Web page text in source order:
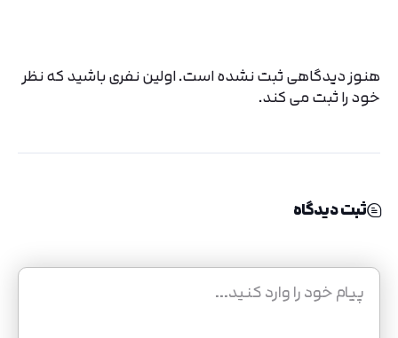
هنوز دیدگاهی ثبت نشده است. اولین نفری باشید که نظر
خود را ثبت می کند.
ثبت دیدگاه